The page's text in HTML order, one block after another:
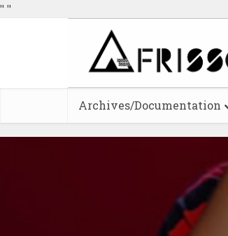
" "
Archives/Documentation